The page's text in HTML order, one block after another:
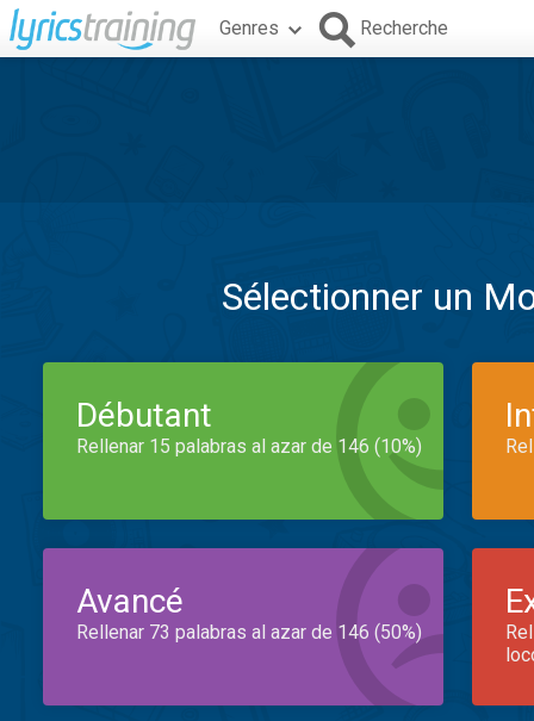
Genres Recherche
Sélectionner un
Débutant
Rellenar 15 palabras al azar de 146 (10%)
Avancé
Rellenar 73 palabras al azar de 146 (50%)